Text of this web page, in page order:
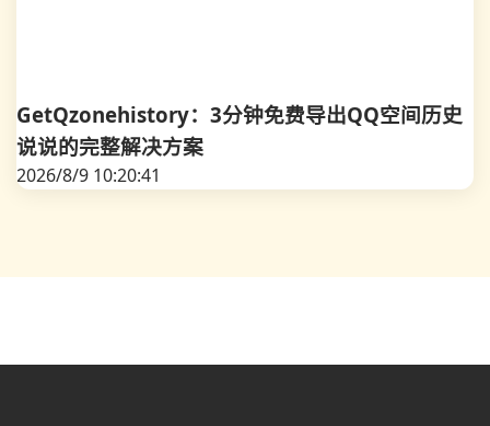
GetQzonehistory：3分钟免费导出QQ空间历史
说说的完整解决方案
2026/8/9 10:20:41